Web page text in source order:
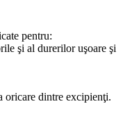
pentru:
şi al durerilor uşoare şi
oricare dintre excipienţi.